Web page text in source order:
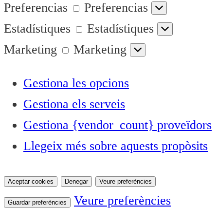
Preferencias
Preferencias
Estadístiques
Estadístiques
Marketing
Marketing
Gestiona les opcions
Gestiona els serveis
Gestiona {vendor_count} proveïdors
Llegeix més sobre aquests propòsits
Aceptar cookies Denegar Veure preferències
Guardar preferències Veure preferències